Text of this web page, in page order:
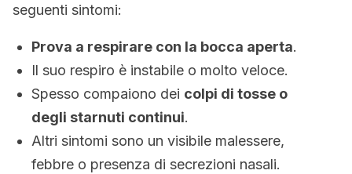
seguenti sintomi:
Prova a respirare con la bocca aperta.
Il suo respiro è instabile o molto veloce.
Spesso compaiono dei colpi di tosse o
degli starnuti continui.
Altri sintomi sono un visibile malessere,
febbre o presenza di secrezioni nasali.